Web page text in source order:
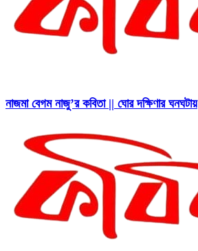
নাজমা বেগম নাজু’র কবিতা || ঘোর দক্ষিণার ঘনঘটায়